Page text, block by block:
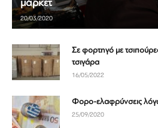
μάρκετ
20/03/2020
Σε φορτηγό με
τσιγάρα
16/05/2022
Φορο-ελαφρύνσεις
25/09/2020